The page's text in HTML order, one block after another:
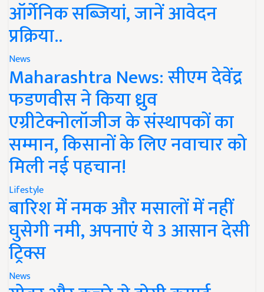
ऑर्गेनिक सब्जियां, जानें आवेदन
प्रक्रिया..
News
Maharashtra News: सीएम देवेंद्र
फडणवीस ने किया ध्रुव
एग्रीटेक्नोलॉजीज के संस्थापकों का
सम्मान, किसानों के लिए नवाचार को
मिली नई पहचान!
Lifestyle
बारिश में नमक और मसालों में नहीं
घुसेगी नमी, अपनाएं ये 3 आसान देसी
ट्रिक्स
News